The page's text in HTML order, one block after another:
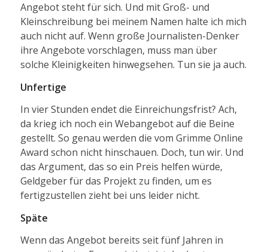
Angebot steht für sich. Und mit Groß- und
Kleinschreibung bei meinem Namen halte ich mich
auch nicht auf. Wenn große Journalisten-Denker
ihre Angebote vorschlagen, muss man über
solche Kleinigkeiten hinwegsehen. Tun sie ja auch.
Unfertige
In vier Stunden endet die Einreichungsfrist? Ach,
da krieg ich noch ein Webangebot auf die Beine
gestellt. So genau werden die vom Grimme Online
Award schon nicht hinschauen. Doch, tun wir. Und
das Argument, das so ein Preis helfen würde,
Geldgeber für das Projekt zu finden, um es
fertigzustellen zieht bei uns leider nicht.
Späte
Wenn das Angebot bereits seit fünf Jahren in